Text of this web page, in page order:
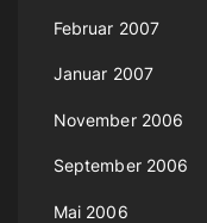
Februar 2007
Januar 2007
November 2006
September 2006
Mai 2006